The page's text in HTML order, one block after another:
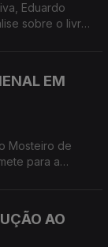
Eduardo
sobre o livro:
EM
Mosteiro de
para a
AO